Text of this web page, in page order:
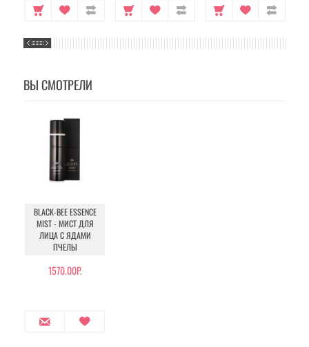
ВЫ СМОТРЕЛИ
BLACK-BEE ESSENCE
MIST - МИСТ ДЛЯ
ЛИЦА С ЯДАМИ
ПЧЕЛЫ
1570.00Р.